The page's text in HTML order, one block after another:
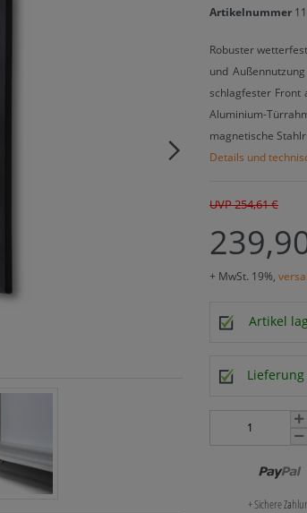
Artikelnummer
Robuster
und
schlagfester Front
Aluminium-
magnetische
Details und
UVP 254,61 €
+ MwSt. 19%,
Artikel
Lieferung
+ Sichere